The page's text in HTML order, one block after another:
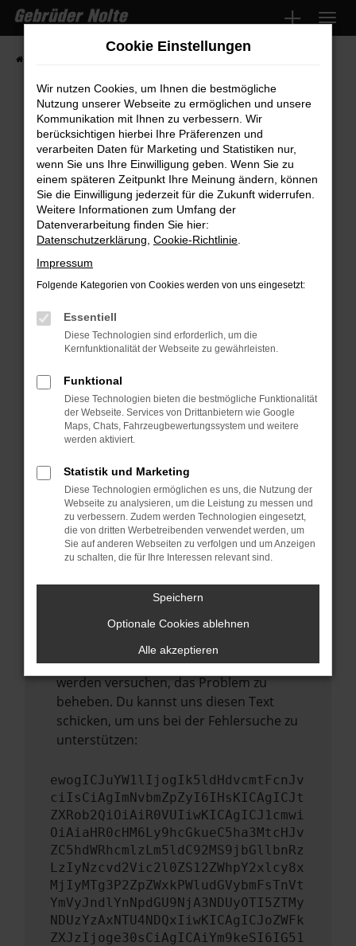
Zum
Hauptinhalt
springen
Fehler: Network Error
Beim Laden ist ein Fehler aufgetreten.
Hier sind ein paar Tipps, die dir helfen können:
Überprüfe deine Firewall und deine
Internetverbindung.
Manche Erweiterungen, wie Werbeblocker,
können das Laden bestimmter Seiten
verhindern. Funktioniert die Seite in einem
anderen Browser oder in einem privaten
Fenster?
Starte dein Gerät neu.
Das kann manchmal helfen,
Stelle sicher, dass dein Browser und dein
Betriebssystem auf dem neuesten Stand
sind.
Veraltete Software birgt nicht nur ein
Sicherheitsrisiko, sondern kann auch dazu
führen, dass bestimmte Funktionen nicht
mehr unterstützt werden.
Wende dich an den Webseitenbetreiber.
Wenn du alle oben genannten Schritte
versucht hast, kontaktiere uns bitte. Wir
werden versuchen, das Problem zu
beheben. Du kannst uns diesen Text
schicken, um uns bei der Fehlersuche zu
unterstützen:
ewogICJuYW1lIjogIk5ldHdvcmtFcnJv
ciIsCiAgImNvbmZpZyI6IHsKICAgICJt
ZXRob2QiOiAiR0VUIiwKICAgICJ1cmwi
OiAiaHR0cHM6Ly9hcGkueC5ha3MtcHJv
ZC5hdWRhcmlzLm5ldC92MS9jbGllbnRz
LzIyNzcvd2Vic2l0ZS12ZWhpY2xlcy8x
MjIyMTg3P2ZpZWxkPWludGVybmFsTnVt
YmVyJndlYnNpdGU9NjA3NDUyOTI5ZTMy
NDUzYzAxNTU4NDQxIiwKICAgICJoZWFk
ZXJzIjoge30sCiAgICAiYm9keSI6IG51
Cookie Einstellungen
Wir nutzen Cookies, um Ihnen die bestmögliche
Nutzung unserer Webseite zu ermöglichen und unsere
Kommunikation mit Ihnen zu verbessern. Wir
berücksichtigen hierbei Ihre Präferenzen und
verarbeiten Daten für Marketing und Statistiken nur,
wenn Sie uns Ihre Einwilligung geben. Wenn Sie zu
einem späteren Zeitpunkt Ihre Meinung ändern, können
Sie die Einwilligung jederzeit für die Zukunft widerrufen.
Weitere Informationen zum Umfang der
Datenverarbeitung finden Sie hier:
Datenschutzerklärung Cookie-Richtlinie
Impressum
Folgende Kategorien von Cookies werden von uns eingesetzt:
Essentiell
Diese Technologien sind erforderlich, um die
Kernfunktionalität der Webseite zu gewährleisten.
Funktional
Diese Technologien bieten die bestmögliche Funktionalität
der Webseite. Services von Drittanbietern wie Google
Maps, Chats, Fahrzeugbewertungssystem und weitere
werden aktiviert.
Statistik und Marketing
Diese Technologien ermöglichen es uns, die Nutzung der
Webseite zu analysieren, um die Leistung zu messen und
zu verbessern. Zudem werden Technologien eingesetzt,
die von dritten Werbetreibenden verwendet werden, um
Sie auf anderen Webseiten zu verfolgen und um Anzeigen
zu schalten, die für Ihre Interessen relevant sind.
Speichern
Optionale Cookies ablehnen
Alle akzeptieren